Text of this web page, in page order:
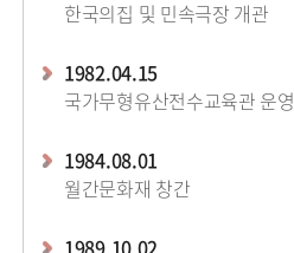
한국의집 및 민속극장 개관
1982.04.15
국가무형유산전수교육관 운영
1984.08.01
월간문화재 창간
1989.10.02